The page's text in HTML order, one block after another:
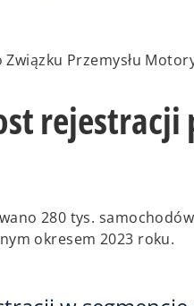
Związku Przemysłu
rejestracji
280 tys.
okresem 2023 roku.